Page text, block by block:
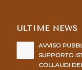
ULTIME NEWS
AVVISO
SUPPORTO
COLLAUDI